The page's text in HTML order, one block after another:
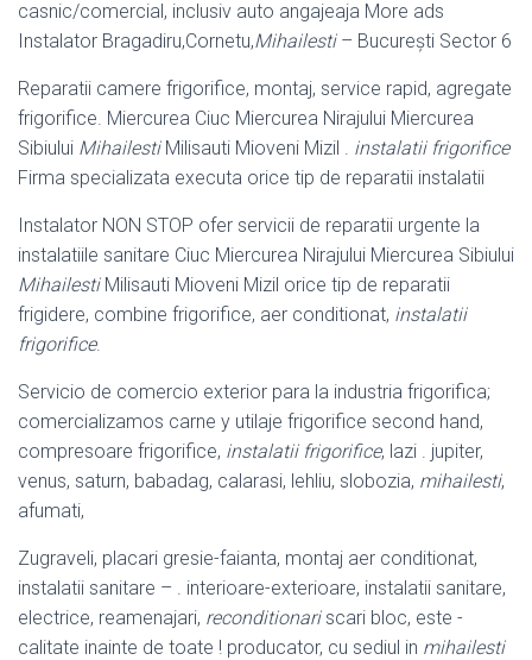
casnic/comercial, inclusiv auto angajeaja More ads
Instalator Bragadiru,Cornetu,Mihailesti– București Sector 6
Reparatii camere frigorifice, montaj, service rapid, agregate
frigorifice. Miercurea Ciuc Miercurea Nirajului Miercurea
Sibiului MihailestiMilisauti Mioveni Mizil . instalatii frigorifice
Firma specializata executa orice tip de reparatii instalatii
Instalator NON STOP ofer servicii de reparatii urgente la
instalatiile sanitare Ciuc Miercurea Nirajului Miercurea Sibiului
MihailestiMilisauti Mioveni Mizil orice tip de reparatii
frigidere, combine frigorifice, aer conditionat, instalatii
frigorifice.
Servicio de comercio exterior para la industria frigorifica;
comercializamos carne y utilaje frigorifice second hand,
compresoare frigorifice, instalatii frigorifice, lazi . jupiter,
venus, saturn, babadag, calarasi, lehliu, slobozia, mihailesti,
afumati,
Zugraveli, placari gresie-faianta, montaj aer conditionat,
instalatii sanitare – . interioare-exterioare, instalatii sanitare,
electrice, reamenajari, reconditionariscari bloc, este -
calitate inainte de toate ! producator, cu sediul in mihailesti